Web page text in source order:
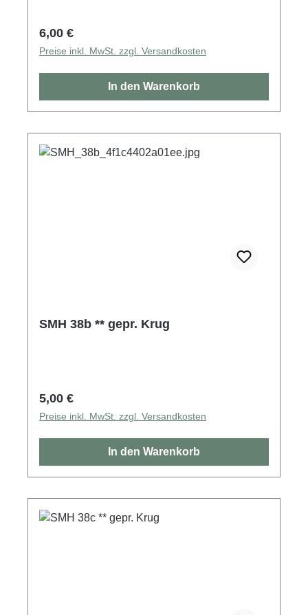
Regulärer Preis:
6,00 €
Preise inkl. MwSt. zzgl. Versandkosten
In den Warenkorb
SMH 38b ** gepr. Krug
Regulärer Preis:
5,00 €
Preise inkl. MwSt. zzgl. Versandkosten
In den Warenkorb